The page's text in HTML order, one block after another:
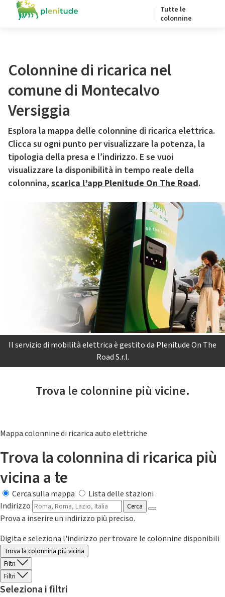
Tutte le
colonnine
Colonnine di ricarica nel
comune di Montecalvo
Versiggia
Esplora la mappa delle colonnine di ricarica elettrica.
Clicca su ogni punto per visualizzare la potenza, la
tipologia della presa e l’indirizzo. E se vuoi
visualizzare la disponibilità in tempo reale della
colonnina, scarica l’app Plenitude On The Road.
Il servizio di mobilità elettrica è gestito da Plenitude On The
Road S.r.l.
Trova le colonnine più vicine.
Mappa colonnine di ricarica auto elettriche
Trova la colonnina di ricarica più
vicina a te
Cerca sulla mappa
Lista delle stazioni
Indirizzo
Cerca
Prova a inserire un indirizzo più preciso.
Digita e seleziona l'indirizzo per trovare le colonnine disponibili
Trova la colonnina piú vicina
Filtri
Filtri
Seleziona i filtri